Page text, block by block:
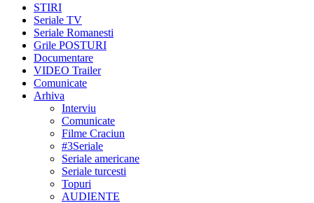
STIRI
Seriale TV
Seriale Romanesti
Grile POSTURI
Documentare
VIDEO Trailer
Comunicate
Arhiva
Interviu
Comunicate
Filme Craciun
#3Seriale
Seriale americane
Seriale turcesti
Topuri
AUDIENTE